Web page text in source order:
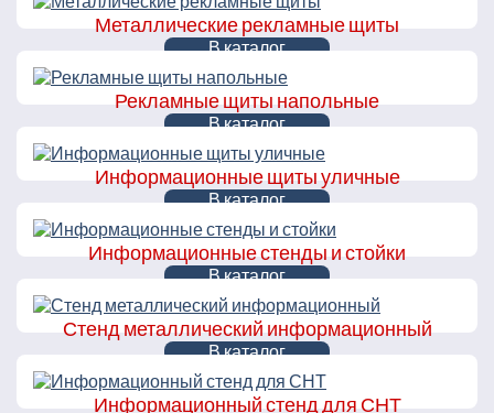
Металлические рекламные щиты
В каталог
Рекламные щиты напольные
В каталог
Информационные щиты уличные
В каталог
Информационные стенды и стойки
В каталог
Стенд металлический информационный
В каталог
Информационный стенд для СНТ